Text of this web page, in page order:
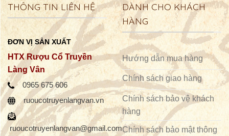
THÔNG TIN LIÊN HỆ
ĐƠN VỊ SẢN XUẤT
HTX Rượu Cổ Truyền
Làng Vân
0965 675 606
ruoucotruyenlangvan.vn
ruoucotruyenlangvan@gmail.com
DÀNH CHO KHÁCH
HÀNG
Hướng dẫn mua hàng
Chính sách giao hàng
Chính sách bảo vệ khách
hàng
Chính sách bảo mật thông